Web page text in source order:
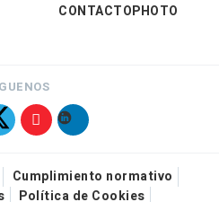
CONTACTOPHOTO
Cumplimiento normativo
Política de Cookies